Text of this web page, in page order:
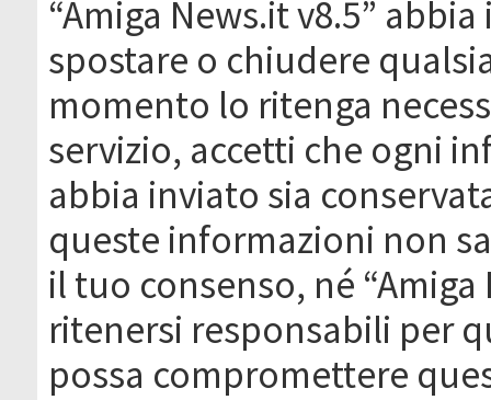
“Amiga News.it v8.5”
spostare o chiudere
momento lo ritenga
servizio, accetti che ogni
abbia inviato sia
queste informazioni non
il tuo consenso, né
ritenersi responsabili per
possa compromettere